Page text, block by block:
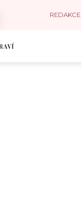
REDAKCE